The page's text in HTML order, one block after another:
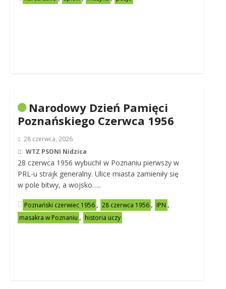
Narodowy Dzień Pamięci
Poznańskiego Czerwca 1956
28 czerwca, 2026
WTZ PSONI Nidzica
28 czerwca 1956 wybuchł w Poznaniu pierwszy w
PRL-u strajk generalny. Ulice miasta zamieniły się
w pole bitwy, a wojsko…..
Poznański czerwiec 1956 , 28 czerwca 1956 , IPN ,
masakra w Poznaniu , historia uczy